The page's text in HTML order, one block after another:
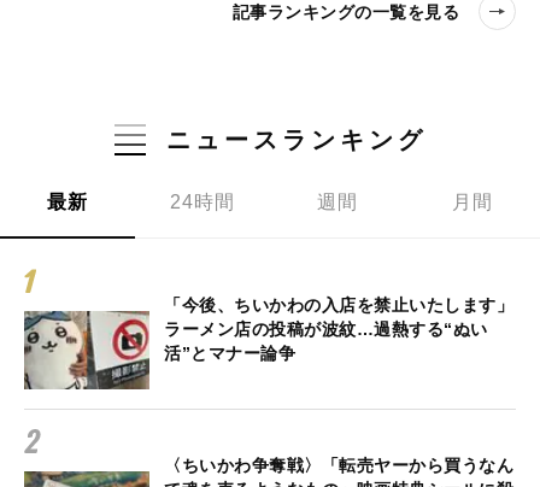
記事ランキングの一覧を見る
ニュースランキング
最新 24時間 週間 月間
「今後、ちいかわの入店を禁止いたします」
ラーメン店の投稿が波紋…過熱する“ぬい
活”とマナー論争
〈ちいかわ争奪戦〉「転売ヤーから買うなん